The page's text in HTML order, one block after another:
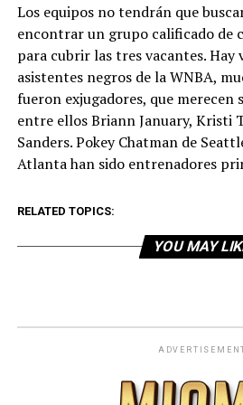
Los equipos no tendrán que
encontrar un grupo calificado de
para cubrir las tres vacantes. Hay
asistentes negros de la WNBA,
fueron exjugadores, que merecen
entre ellos Briann January, Kristi
Sanders. Pokey Chatman de
Atlanta han sido entrenadores
RELATED TOPICS:
YOU MAY